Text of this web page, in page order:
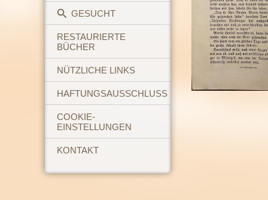
GESUCHT
RESTAURIERTE
BÜCHER
NÜTZLICHE LINKS
HAFTUNGSAUSSCHLUSS
COOKIE-
EINSTELLUNGEN
KONTAKT